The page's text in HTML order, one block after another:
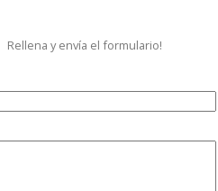
Rellena y envía el formulario!